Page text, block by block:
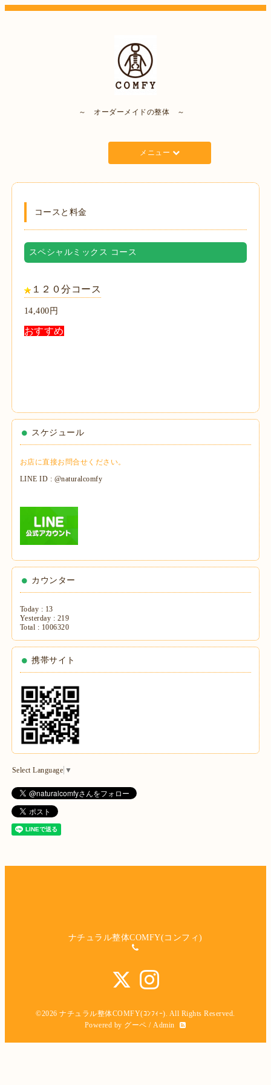
～ オーダーメイドの整体 ～
メニュー
コースと料金
スペシャルミックス コース
１２０分コース
14,400円
おすすめ
スケジュール
お店に直接お問合せください。
LINE ID : @naturalcomfy
カウンター
Today : 13
Yesterday : 219
Total : 1006320
携帯サイト
Select Language ▼
ナチュラル整体COMFY(コンフィ)
©2026ナチュラル整体COMFY(ｺﾝﾌｨｰ) . All Rights Reserved.
Powered by グーペ / Admin